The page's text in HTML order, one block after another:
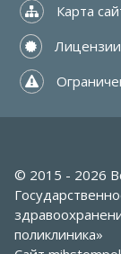
Карта
Лицензии
© 2015 - 2026
поликлиника»